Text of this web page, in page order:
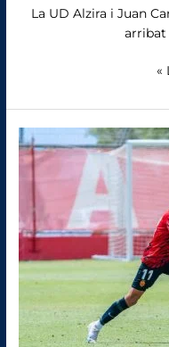
La UD Alzira i Juan
arribat
«
es
la